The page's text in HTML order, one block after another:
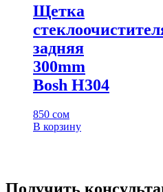
Щетка
задняя
300mm
Bosh H304
850 сом
В корзину
Получить